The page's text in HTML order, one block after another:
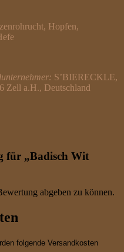
Hopfen,
S’BIERECKLE,
Zell a.H., Deutschland
für „Badisch Wit
abgeben zu können.
folgende Versandkosten